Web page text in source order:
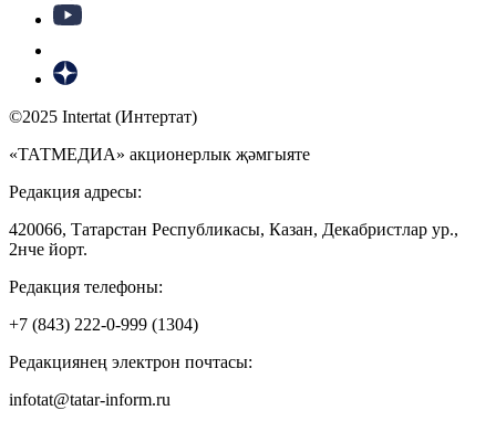
©2025 Intertat (Интертат)
«ТАТМЕДИА» акционерлык җәмгыяте
Редакция адресы:
420066, Татарстан Республикасы, Казан, Декабристлар ур.,
2нче йорт.
Редакция телефоны:
+7 (843) 222-0-999 (1304)
Редакциянең электрон почтасы:
infotat@tatar-inform.ru